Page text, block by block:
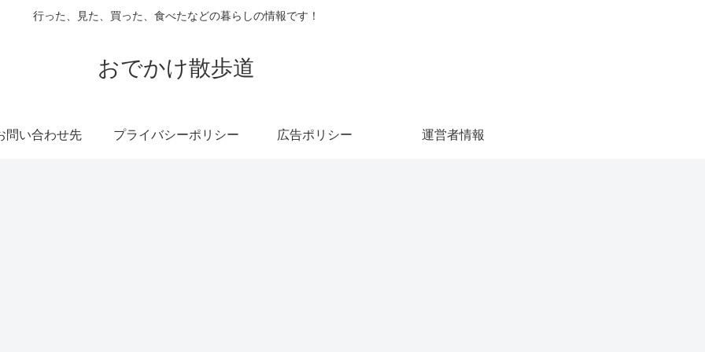
行った、見た、買った、食べたなどの暮らしの情報です！
おでかけ散歩道
問い合わせ先 プライバシーポリシー 広告ポリシー 運営者情報